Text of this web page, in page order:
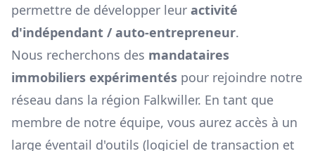
permettre de développer leur activité
d'indépendant / auto-entrepreneur.
Nous recherchons des mandataires
immobiliers expérimentés pour rejoindre notre
réseau dans la région Falkwiller. En tant que
membre de notre équipe, vous aurez accès à un
large éventail d'outils (logiciel de transaction et